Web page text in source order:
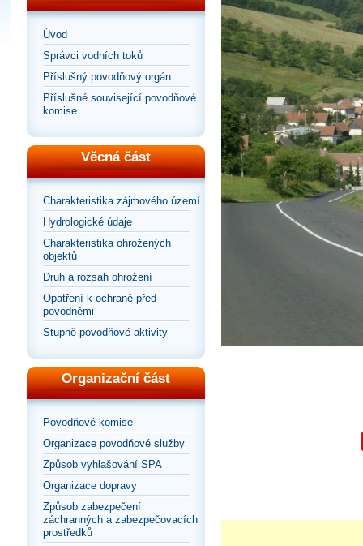
Úvod
Správci vodních toků
Příslušný povodňový orgán
Příslušné související povodňové
komise
Věcná část
Charakteristika zájmového území
Hydrologické údaje
Charakteristika ohrožených
objektů
Druh a rozsah ohrožení
Opatření k ochraně před
povodněmi
Stupně povodňové aktivity
Organizační část
Povodňové komise
Organizace povodňové služby
Způsob vyhlašování SPA
Organizace dopravy
Způsob zabezpečení
záchranných a zabezpečovacích
prostředků